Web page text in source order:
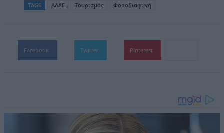
TAGS ΑΑΔΕ Τουρισμός Φοροδιαφυγή
Facebook Twitter Pinterest